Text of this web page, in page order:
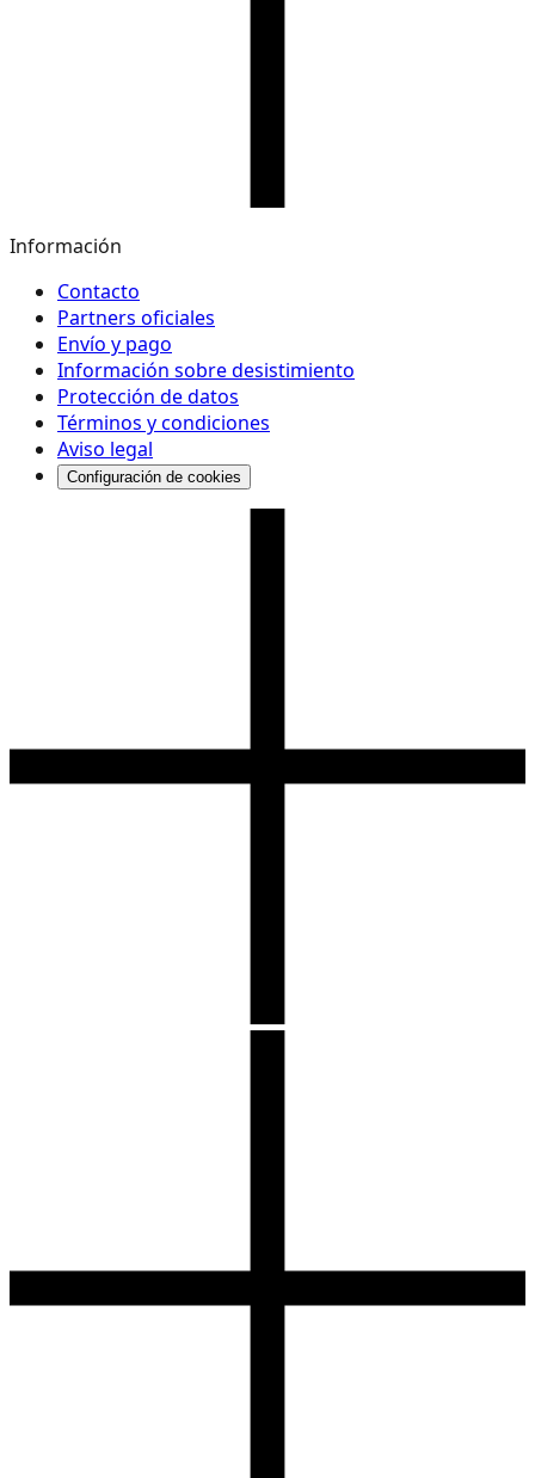
Información
Contacto
Partners oficiales
Envío y pago
Información sobre desistimiento
Protección de datos
Términos y condiciones
Aviso legal
Configuración de cookies